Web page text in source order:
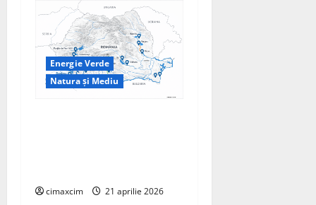
Energie Verde
Natura și Mediu
cimaxcim 21 aprilie 2026